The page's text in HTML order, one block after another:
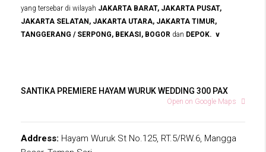
yang tersebar di wilayah JAKARTA BARAT, JAKARTA PUSAT,
JAKARTA SELATAN, JAKARTA UTARA, JAKARTA TIMUR,
TANGGERANG / SERPONG, BEKASI, BOGOR dan DEPOK. v
SANTIKA PREMIERE HAYAM WURUK WEDDING 300 PAX
Open on Google Maps
Address: Hayam Wuruk St No.125, RT.5/RW.6, Mangga